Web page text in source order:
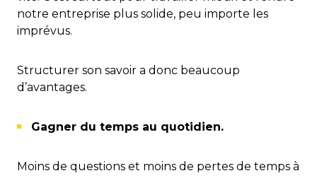
notre entreprise plus solide, peu importe les
imprévus.
Structurer son savoir a donc beaucoup
d’avantages.
Gagner du temps au quotidien.
Moins de questions et moins de pertes de temps à